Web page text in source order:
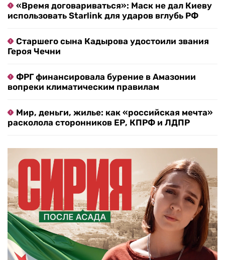
«Время договариваться»: Маск не дал Киеву
использовать Starlink для ударов вглубь РФ
Старшего сына Кадырова удостоили звания
Героя Чечни
ФРГ финансировала бурение в Амазонии
вопреки климатическим правилам
Мир, деньги, жилье: как «российская мечта»
расколола сторонников ЕР, КПРФ и ЛДПР